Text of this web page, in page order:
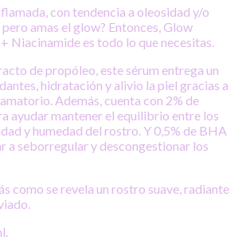
con tendencia a oleosidad y/o
amas el glow? Entonces, Glow
Niacinamide es todo lo que necesitas.
de propóleo, este sérum entrega un
hidratación y alivio la piel gracias a
Además, cuenta con 2% de
ayudar mantener el equilibrio entre los
y humedad del rostro. Y 0,5% de BHA
a seborregular y descongestionar los
como se revela un rostro suave, radiante